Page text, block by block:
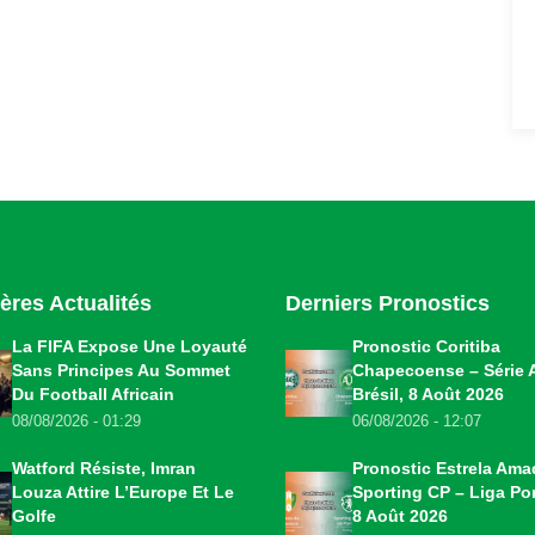
Actualités
La FIFA Expose Une Loyauté
Sans Principes Au Sommet
Du Football Africain
08/08/2026 - 01:29
Watford Résiste, Imran
Louza Attire L’Europe Et Le
Golfe
Derniers Pronostics
Pronostic Coritiba
Chapecoense – Série
Brésil, 8 Août 2026
06/08/2026 - 12:07
Pronostic Estrela
Sporting CP – Liga
8 Août 2026